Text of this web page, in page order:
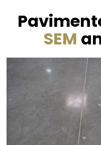
SEM